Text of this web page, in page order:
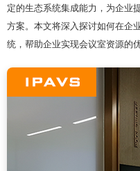
定的生态系统集成能力，为企业
方案。本文将深入探讨如何在企
统，帮助企业实现会议室资源的